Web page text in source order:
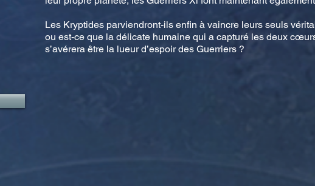
Les Kryptides parviendront-ils enfin à vaincre leurs seuls
ou est-ce que la délicate humaine qui a capturé les deux
s’avérera être la lueur d’espoir des Guerriers ?